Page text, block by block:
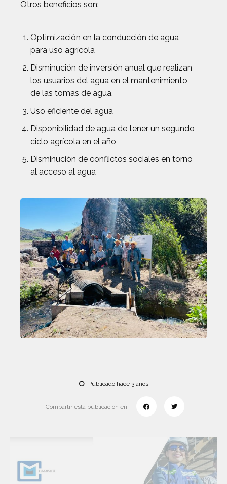
Otros beneficios son:
Optimización en la conducción de agua
para uso agrícola
Disminución de inversión anual que realizan
los usuarios del agua en el mantenimiento
de las tomas de agua.
Uso eficiente del agua
Disponibilidad de agua de tener un segundo
ciclo agrícola en el año
Disminución de conflictos sociales en torno
al acceso al agua
Publicado hace 3 años
Compartir esta publicación en: